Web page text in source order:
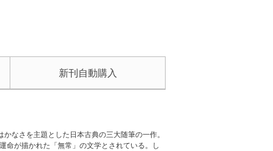
新刊自動購入
なさを主題とした日本古典の三大随筆の一作。
命が描かれた「無常」の文学とされている。し